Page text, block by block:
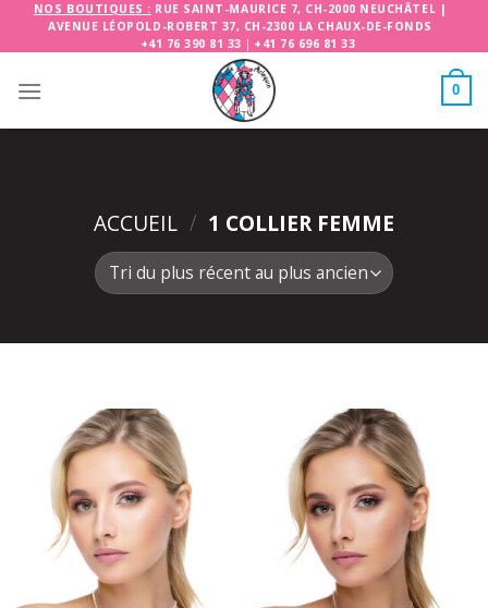
NOS BOUTIQUES : RUE SAINT-MAURICE 7, CH-2000 NEUCHÂTEL |
AVENUE LÉOPOLD-ROBERT 37, CH-2300 LA CHAUX-DE-FONDS
+41 76 390 81 33 | +41 76 696 81 33
0
ACCUEIL / 1 COLLIER FEMME